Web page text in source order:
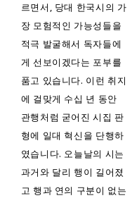
르면서, 당대 한국시의 가
장 모험적인 가능성들을
적극 발굴해서 독자들에
게 선보이겠다는 포부를
품고 있습니다. 이런 취지
에 걸맞게 수십 년 동안
관행처럼 굳어진 시집 판
형에 일대 혁신을 단행하
였습니다. 오늘날의 시는
과거와 달리 행이 길어졌
고 행과 연의 구분이 없는